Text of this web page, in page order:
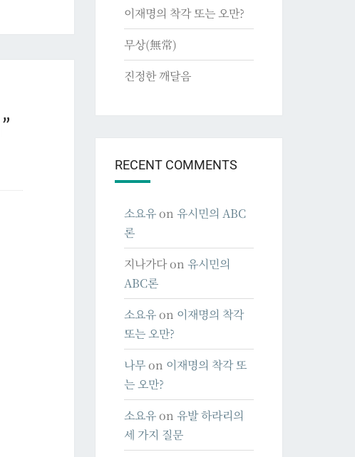
”
이재명의 착각 또는 오만?
무상(無常)
진정한 깨달음
RECENT COMMENTS
소요유on 유시민의 ABC
론
지나가다on 유시민의
ABC론
소요유on 이재명의 착각
또는 오만?
나무on 이재명의 착각 또
는 오만?
소요유on 유발 하라리의
세 가지 질문